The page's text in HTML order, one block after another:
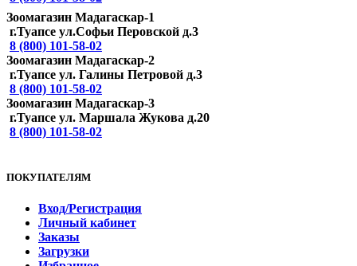
Зоомагазин Мадагаскар-1
г.Туапсе ул.Софьи Перовской д.3
8 (800) 101-58-02
Зоомагазин Мадагаскар-2
г.Туапсе ул. Галины Петровой д.3
8 (800) 101-58-02
Зоомагазин Мадагаскар-3
г.Туапсе ул. Маршала Жукова д.20
8 (800) 101-58-02
ПОКУПАТЕЛЯМ
Вход/Регистрация
Личный кабинет
Заказы
Загрузки